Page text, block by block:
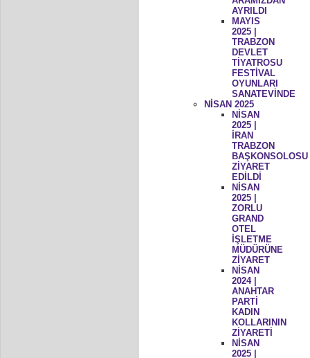
AYRILDI
MAYIS
2025 |
TRABZON
DEVLET
TİYATROSU
FESTİVAL
OYUNLARI
SANATEVİNDE
NİSAN 2025
NİSAN
2025 |
İRAN
TRABZON
BAŞKONSOLOSU
ZİYARET
EDİLDİ
NİSAN
2025 |
ZORLU
GRAND
OTEL
İŞLETME
MÜDÜRÜNE
ZİYARET
NİSAN
2024 |
ANAHTAR
PARTİ
KADIN
KOLLARININ
ZİYARETİ
NİSAN
2025 |